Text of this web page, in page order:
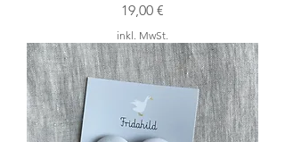
Preis
19,00 €
inkl. MwSt.